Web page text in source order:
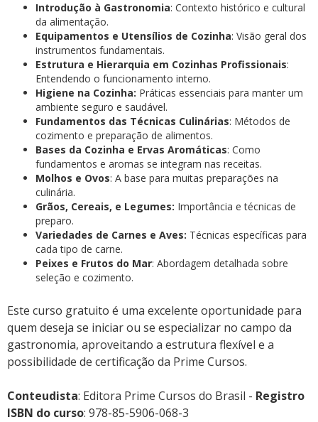
Introdução à Gastronomia: Contexto histórico e cultural
da alimentação.
Equipamentos e Utensílios de Cozinha: Visão geral dos
instrumentos fundamentais.
Estrutura e Hierarquia em Cozinhas Profissionais:
Entendendo o funcionamento interno.
Higiene na Cozinha: Práticas essenciais para manter um
ambiente seguro e saudável.
Fundamentos das Técnicas Culinárias: Métodos de
cozimento e preparação de alimentos.
Bases da Cozinha e Ervas Aromáticas: Como
fundamentos e aromas se integram nas receitas.
Molhos e Ovos: A base para muitas preparações na
culinária.
Grãos, Cereais, e Legumes: Importância e técnicas de
preparo.
Variedades de Carnes e Aves: Técnicas específicas para
cada tipo de carne.
Peixes e Frutos do Mar: Abordagem detalhada sobre
seleção e cozimento.
Este curso gratuito é uma excelente oportunidade para
quem deseja se iniciar ou se especializar no campo da
gastronomia, aproveitando a estrutura flexível e a
possibilidade de certificação da Prime Cursos.
Conteudista: Editora Prime Cursos do Brasil - Registro
ISBN do curso: 978-85-5906-068-3